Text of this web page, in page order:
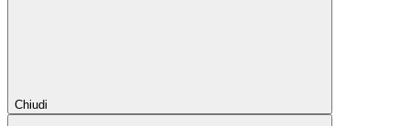
Chiudi